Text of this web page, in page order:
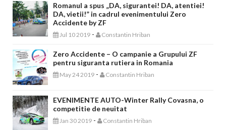
Romanul a spus „DA, sigurantei! DA, atentiei!
DA, vietii!” in cadrul evenimentului Zero
Accidente by ZF
Jul 10 2019 - Constantin Hriban
Zero Accidente – O campanie a Grupului ZF
pentru siguranta rutiera in Romania
May 24 2019 - Constantin Hriban
EVENIMENTE AUTO-Winter Rally Covasna, o
competitie de neuitat
Jan 30 2019 - Constantin Hriban